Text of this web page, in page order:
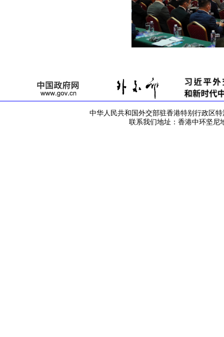
中华人民共和国外交部驻香港特别行政区特
联系我们地址：香港中环坚尼